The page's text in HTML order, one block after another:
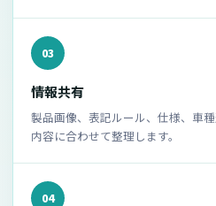
03
情報共有
製品画像、表記ルール、仕様、車
内容に合わせて整理します。
04